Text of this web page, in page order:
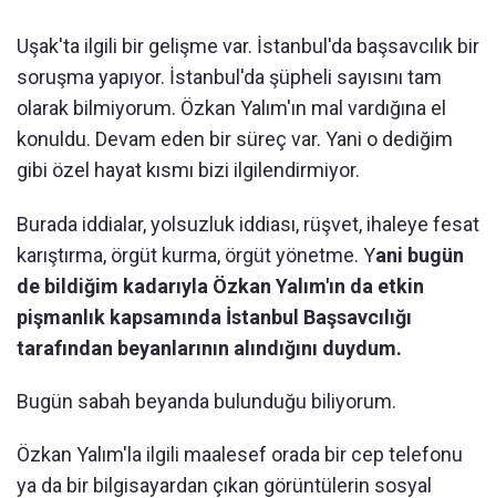
Uşak'ta ilgili bir gelişme var. İstanbul'da başsavcılık bir
soruşma yapıyor. İstanbul'da şüpheli sayısını tam
olarak bilmiyorum. Özkan Yalım'ın mal vardığına el
konuldu. Devam eden bir süreç var. Yani o dediğim
gibi özel hayat kısmı bizi ilgilendirmiyor.
Burada iddialar, yolsuzluk iddiası, rüşvet, ihaleye fesat
karıştırma, örgüt kurma, örgüt yönetme. Yani bugün
de bildiğim kadarıyla Özkan Yalım'ın da etkin
pişmanlık kapsamında İstanbul Başsavcılığı
tarafından beyanlarının alındığını duydum.
Bugün sabah beyanda bulunduğu biliyorum.
Özkan Yalım'la ilgili maalesef orada bir cep telefonu
ya da bir bilgisayardan çıkan görüntülerin sosyal